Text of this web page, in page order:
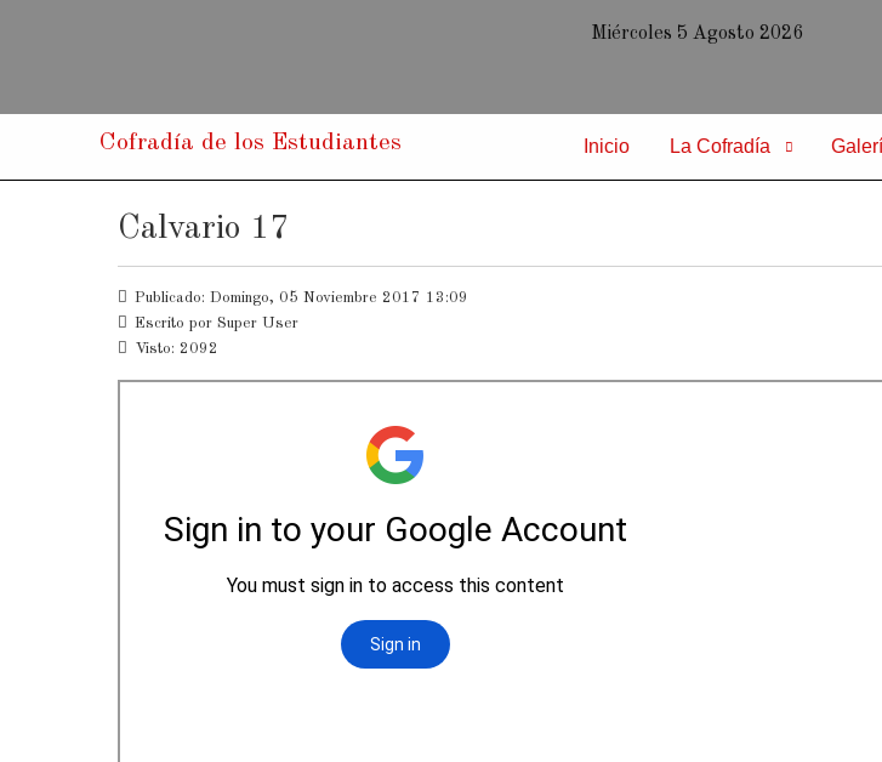
Miércoles 5 Agosto 2026
Cofradía de los Estudiantes Inicio La Cofradía
Calvario 17
Publicado: Domingo, 05 Noviembre 2017 13:09
Escrito por Super User
Visto: 2092